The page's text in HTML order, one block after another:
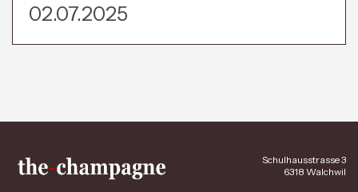
02.07.2025
Schulhausstrasse 3
6318 Walchwil